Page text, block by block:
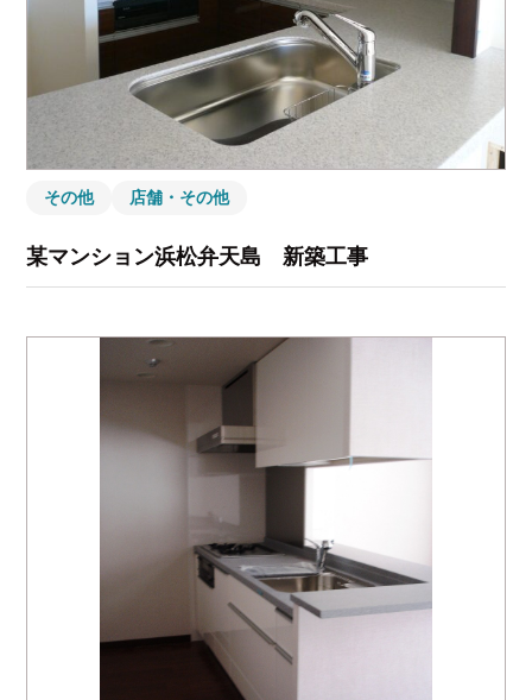
その他 店舗・その他
某マンション浜松弁天島 新築工事